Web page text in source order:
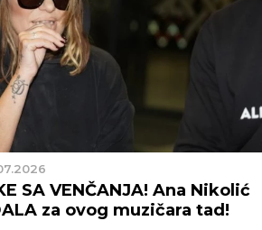
SA VENČANJA! Ana Nikolić
za ovog muzičara tad!